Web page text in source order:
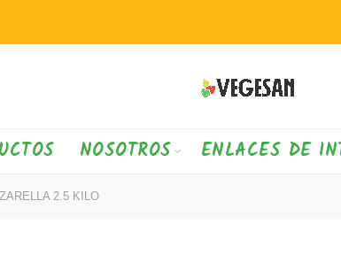
NOSOTROS ENLACES DE
2.5 KILO